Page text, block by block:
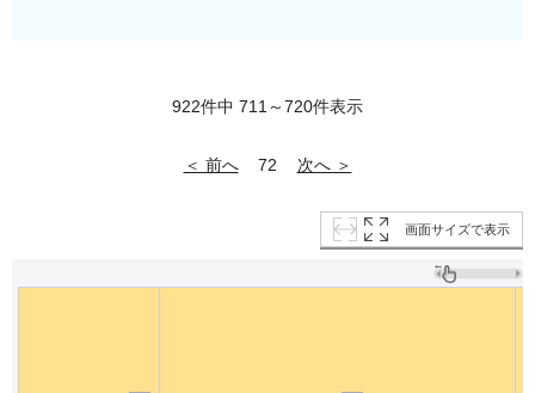
922件中 711～720件表示
＜ 前へ 72 次へ ＞
画面サイズで表示